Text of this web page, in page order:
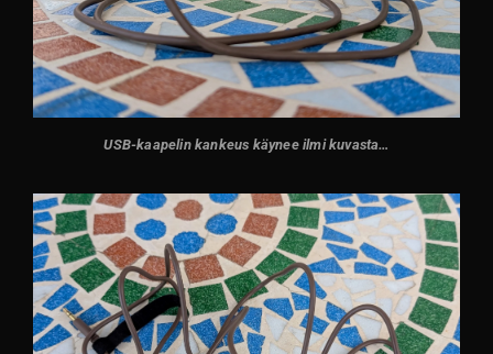
USB-kaapelin kankeus käynee ilmi kuvasta…